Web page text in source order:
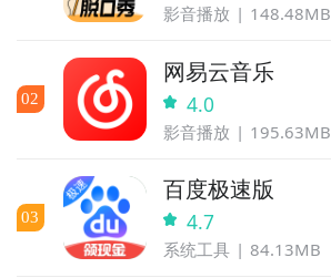
影音播放 148.48MB
02
网易云音乐
4.0
影音播放 195.63MB
03
百度极速版
4.7
系统工具 84.13MB